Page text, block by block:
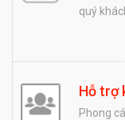
quý
Hỗ trợ
Phong